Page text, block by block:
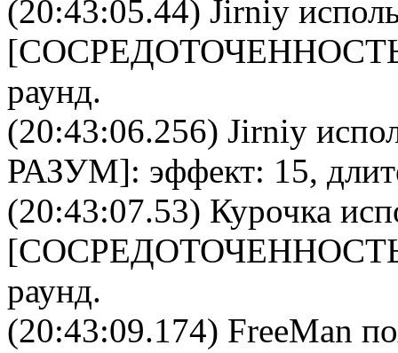
(20:43:05.44) Jirniy
[
раунд.
(20:43:06.256) Jirniy
РАЗУМ]: эффект: 15,
(20:43:07.53) Курочка
[
раунд.
(20:43:09.174) FreeMan